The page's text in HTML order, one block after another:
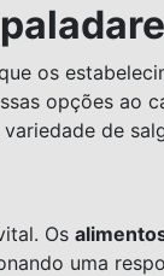
os
opções ao
de
Os
uma